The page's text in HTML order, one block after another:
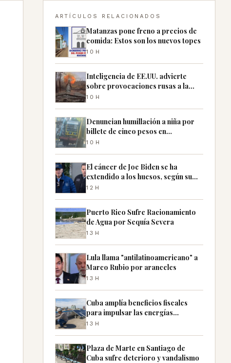
ARTÍCULOS RELACIONADOS
Matanzas pone freno a precios de
comida: Estos son los nuevos topes
10H
Inteligencia de EE.UU. advierte
sobre provocaciones rusas a la
OTAN
10H
Denuncian humillación a niña por
billete de cinco pesos en
Cienfuegos
10H
El cáncer de Joe Biden se ha
extendido a los huesos, según su
hijo Hunter
12H
Puerto Rico Sufre Racionamiento
de Agua por Sequía Severa
13H
Lula llama "antilatinoamericano" a
Marco Rubio por aranceles
13H
Cuba amplía beneficios fiscales
para impulsar las energías
renovables
13H
Plaza de Marte en Santiago de
Cuba sufre deterioro y vandalismo